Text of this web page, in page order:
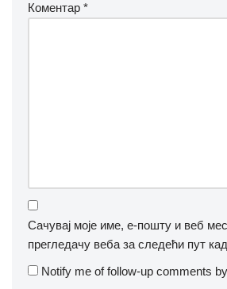
Коментар *
Сачувај моје име, е-пошту и веб
прегледачу веба за следећи пут
Notify me of follow-up comments